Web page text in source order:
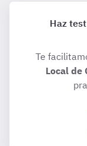
Haz
Te
Local de